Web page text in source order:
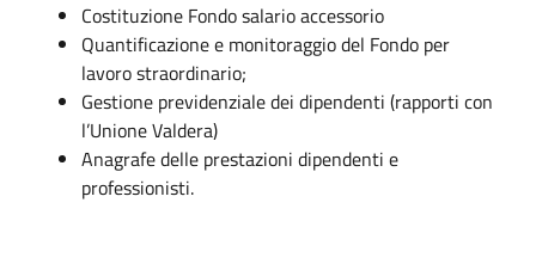
Costituzione Fondo salario accessorio
Quantificazione e monitoraggio del Fondo per
lavoro straordinario;
Gestione previdenziale dei dipendenti (rapporti con
l’Unione Valdera)
Anagrafe delle prestazioni dipendenti e
professionisti.